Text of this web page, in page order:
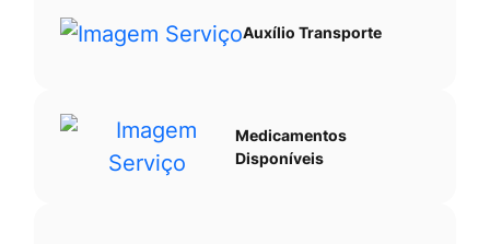
Auxílio Transporte
Medicamentos
Disponíveis